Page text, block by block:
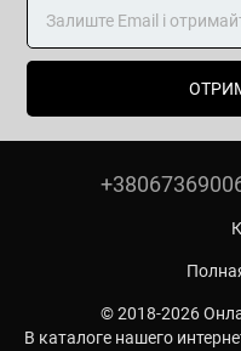
© 2018-2026
В каталоге нашего